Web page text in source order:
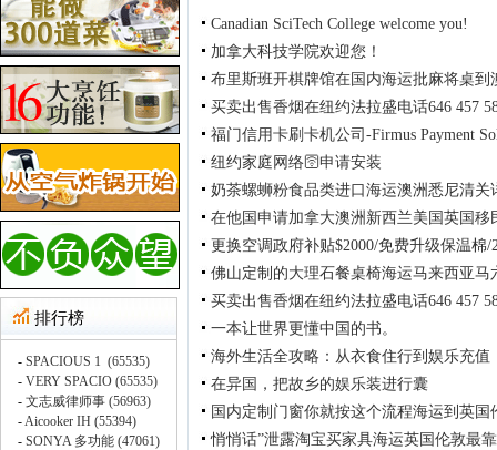
Canadian SciTech College welcome you!
加拿大科技学院欢迎您！
布里斯班开棋牌馆在国内海运批麻将桌到
买卖出售香烟在纽约法拉盛电话646 457
福门信用卡刷卡机公司-Firmus Payment
纽约家庭网络🛜申请安装
奶茶螺蛳粉食品类进口海运澳洲悉尼清关
在他国申请加拿大澳洲新西兰美国英国移
更换空调政府补贴$2000/免费升级保温棉/
佛山定制的大理石餐桌椅海运马来西亚马
买卖出售香烟在纽约法拉盛电话646 457
一本让世界更懂中国的书。
海外生活全攻略：从衣食住行到娱乐充值
在异国，把故乡的娱乐装进行囊
国内定制门窗你就按这个流程海运到英国
悄悄话”泄露淘宝买家具海运英国伦敦最